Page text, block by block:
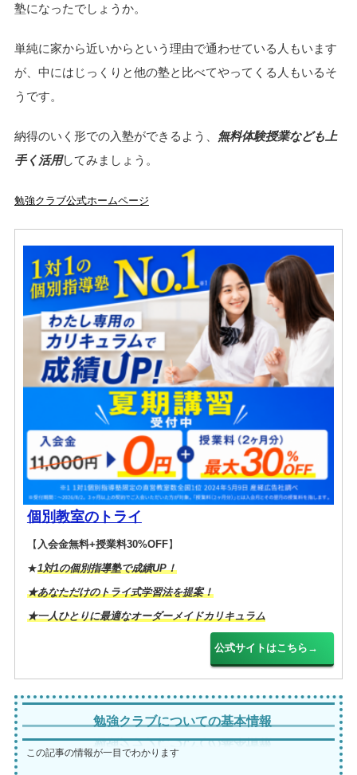
塾になったでしょうか。
単純に家から近いからという理由で通わせている人もいます
が、中にはじっくりと他の塾と比べてやってくる人もいるそ
うです。
納得のいく形での入塾ができるよう、 無料体験授業なども上
手く活用してみましょう。
勉強クラブ公式ホームページ
個別教室のトライ
【 入会金無料+授業料30%OFF】
★1対1の個別指導塾で成績UP！
★あなただけのトライ式学習法を提案！
★一人ひとりに最適なオーダーメイドカリキュラム
公式サイトはこちら→
勉強クラブについての基本情報
この記事の情報が一目でわかります